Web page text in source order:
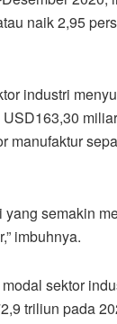
naik 2,95
industri
manufaktur
semakin
imbuhnya.
sektor
triliun pada